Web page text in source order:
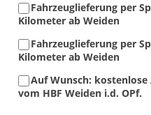
Fahrzeuglieferung per
Kilometer ab Weiden
Fahrzeuglieferung per
Kilometer ab Weiden
Auf Wunsch:
vom HBF Weiden i.d. OPf.